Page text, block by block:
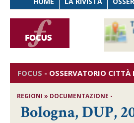
Storico focus
Riforme
istituzionali
e forma di
FOCUS - OSSERVATORIO CITTÀ
REGIONI » DOCUMENTAZIONE -
Bologna, DUP,